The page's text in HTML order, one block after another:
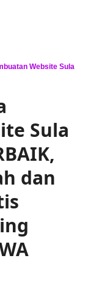
Website Sula
Sula
dan